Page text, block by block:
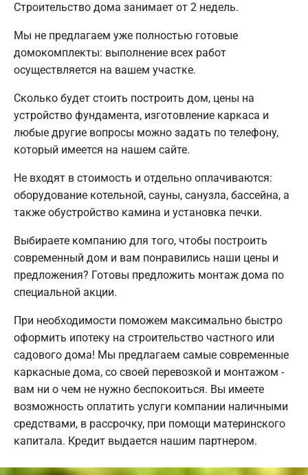
Строительство дома занимает от 2 недель.
Мы не предлагаем уже полностью готовые
домокомплекты: выполнение всех работ
осуществляется на вашем участке.
Сколько будет стоить построить дом, цены на
устройство фундамента, изготовление каркаса и
любые другие вопросы можно задать по телефону,
который имеется на нашем сайте.
Не входят в стоимость и отдельно оплачиваются:
оборудование котельной, сауны, санузла, бассейна, а
также обустройство камина и установка печки.
Выбираете компанию для того, чтобы построить
современный дом и вам понравились наши цены и
предложения? Готовы предложить монтаж дома по
специальной акции.
При необходимости поможем максимально быстро
оформить ипотеку на строительство частного или
садового дома! Мы предлагаем самые современные
каркасные дома, со своей перевозкой и монтажом -
вам ни о чем не нужно беспокоиться. Вы имеете
возможность оплатить услуги компании наличными
средствами, в рассрочку, при помощи материнского
капитала. Кредит выдается нашим партнером.